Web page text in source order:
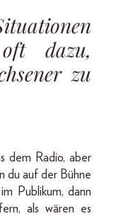
dazu,
zu
dem Radio, aber
du auf der Bühne
Publikum, dann
als wären es